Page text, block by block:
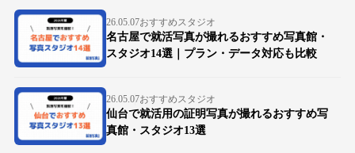
26.05.07おすすめスタジオ
名古屋で就活写真が撮れるおすすめ写真館・
スタジオ14選｜プラン・データ対応も比較
26.05.07おすすめスタジオ
仙台で就活用の証明写真が撮れるおすすめ写
真館・スタジオ13選